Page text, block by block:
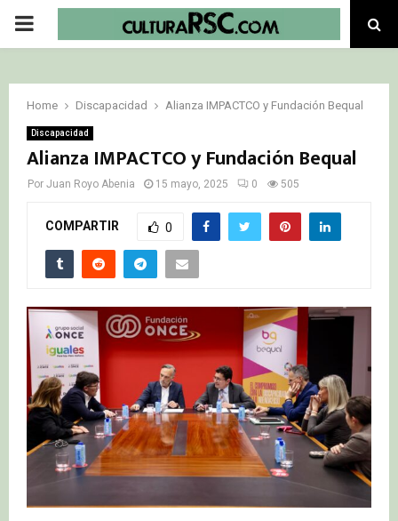
PRIMARY
Home Discapacidad Alianza IMPACTCO y Fundación Bequal
Discapacidad
Alianza IMPACTCO y Fundación Bequal
Por Juan Royo Abenia 15 mayo, 2025 0 505
COMPARTIR 0